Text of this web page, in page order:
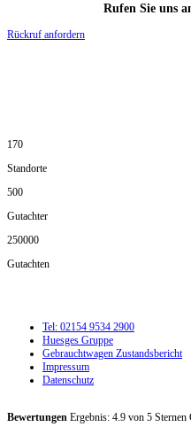
Rufen Sie uns
Rückruf anfordern
170
Standorte
500
Gutachter
250000
Gutachten
Tel: 02154 9534 2900
Huesges Gruppe
Gebrauchtwagen Zustandsbericht
Impressum
Datenschutz
Bewertungen Ergebnis: 4.9 von 5 Sternen